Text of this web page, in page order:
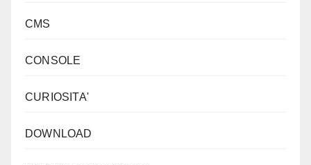
CMS
CONSOLE
CURIOSITA'
DOWNLOAD